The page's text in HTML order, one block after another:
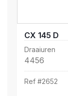
CX 145 D
Draaiuren
4456
Ref #2652